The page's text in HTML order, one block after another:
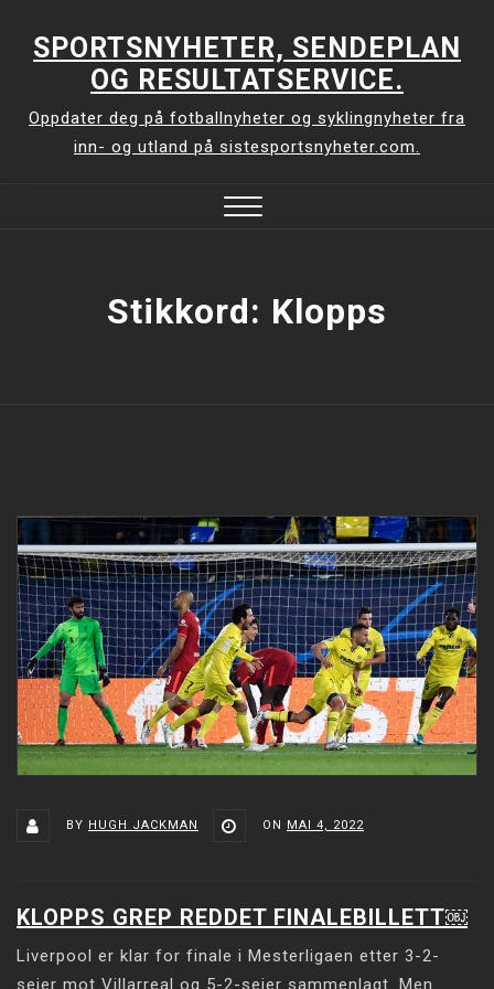
SPORTSNYHETER, SENDEPLAN
OG RESULTATSERVICE.
Oppdater deg på fotballnyheter og syklingnyheter fra
inn- og utland på sistesportsnyheter.com.
Stikkord: Klopps
BY HUGH JACKMAN ON MAI 4, 2022
KLOPPS GREP REDDET FINALEBILLETT￼
Liverpool er klar for finale i Mesterligaen etter 3-2-
seier mot Villarreal og 5-2-seier sammenlagt. Men